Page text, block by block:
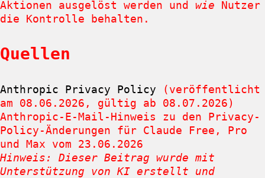
Aktionen ausgelöst werden und wie Nutzer
die Kontrolle behalten.
Quellen
Anthropic Privacy Policy (veröffentlicht
am 08.06.2026, gültig ab 08.07.2026)
Anthropic-E-Mail-Hinweis zu den Privacy-
Policy-Änderungen für Claude Free, Pro
und Max vom 23.06.2026
Hinweis: Dieser Beitrag wurde mit
Unterstützung von KI erstellt und